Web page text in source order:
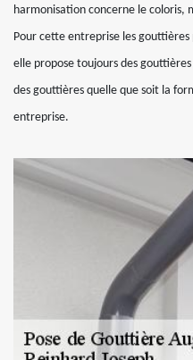
harmonisation concerne le coloris,
Pour cette entreprise les
elle propose toujours des
des gouttières quelle que soit la
entreprise.